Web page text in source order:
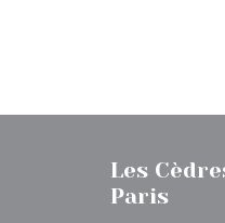
Les
Paris